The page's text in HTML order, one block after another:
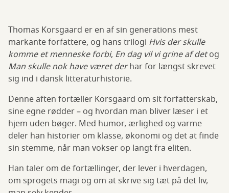
Thomas Korsgaard er en af sin generations mest
markante forfattere, og hans trilogi Hvis der skulle
komme et menneske forbi, En dag vil vi grine af detog
Man skulle nok have været derhar for længst skrevet
sig ind i dansk litteraturhistorie.
Denne aften fortæller Korsgaard om sit forfatterskab,
sine egne rødder – og hvordan man bliver læser i et
hjem uden bøger. Med humor, ærlighed og varme
deler han historier om klasse, økonomi og det at finde
sin stemme, når man vokser op langt fra eliten.
Han taler om de fortællinger, der lever i hverdagen,
om sprogets magi og om at skrive sig tæt på det liv,